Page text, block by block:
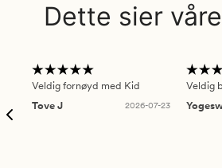
Dette sier
Veldig fornøyd med Kid
Tove J
2026-07-23
Veldig